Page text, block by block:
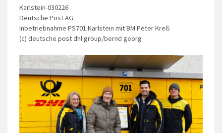
Karlstein-030226
Deutsche Post AG
Inbetriebnahme PS701 Karlstein mit BM Peter Kreß
(c) deutsche post dhl group/bernd georg